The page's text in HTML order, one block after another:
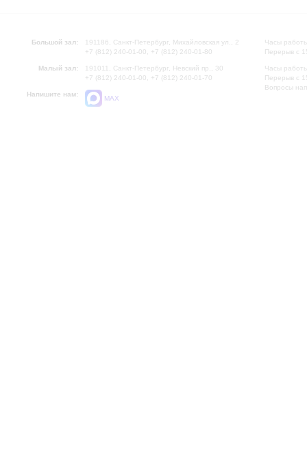
Большой зал:
191186, Санкт-Петербург, Михайловская ул., 2
+7 (812) 240-01-00, +7 (812) 240-01-80
Малый зал:
191011, Санкт-Петербург, Невский пр., 30
+7 (812) 240-01-00, +7 (812) 240-01-70
Напишите нам:
MAX
Часы
Перерыв с
Часы
Перерыв с
Вопросы